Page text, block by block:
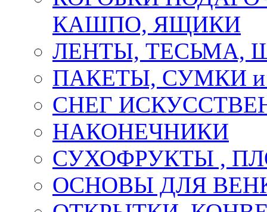
КАШПО, ЯЩИКИ
ЛЕНТЫ, ТЕСЬМА,
ПАКЕТЫ, СУМКИ
СНЕГ
НАКОНЕЧНИКИ
СУХОФРУКТЫ ,
ОСНОВЫ ДЛЯ